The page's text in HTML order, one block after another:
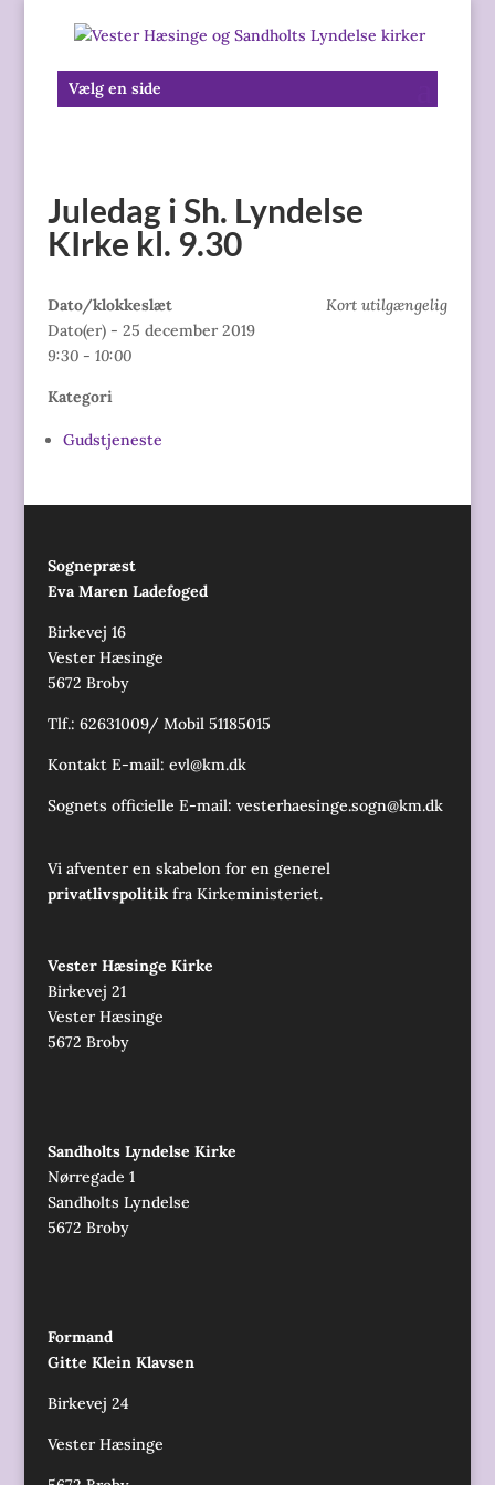
Vælg en side
Juledag i Sh. Lyndelse
KIrke kl. 9.30
Kort utilgængelig
Dato/klokkeslæt
Dato(er) - 25 december 2019
9:30 - 10:00
Kategori
Gudstjeneste
Sognepræst
Eva Maren Ladefoged
Birkevej 16
Vester Hæsinge
5672 Broby
Tlf.: 62631009/ Mobil 51185015
Kontakt E-mail: evl@km.dk
Sognets officielle E-mail: vesterhaesinge.sogn@km.dk
Vi afventer en skabelon for en generel
privatlivspolitikfra Kirkeministeriet.
Vester Hæsinge Kirke
Birkevej 21
Vester Hæsinge
5672 Broby
Sandholts Lyndelse Kirke
Nørregade 1
Sandholts Lyndelse
5672 Broby
Formand
Gitte Klein Klavsen
Birkevej 24
Vester Hæsinge